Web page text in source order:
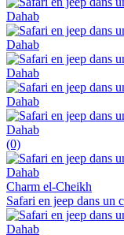
(0)
Charm el-Cheikh
Safari en jeep dans un